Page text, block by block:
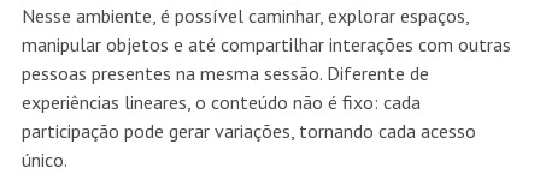
Nesse ambiente, é possível caminhar, explorar espaços,
manipular objetos e até compartilhar interações com outras
pessoas presentes na mesma sessão. Diferente de
experiências lineares, o conteúdo não é fixo: cada
participação pode gerar variações, tornando cada acesso
único.